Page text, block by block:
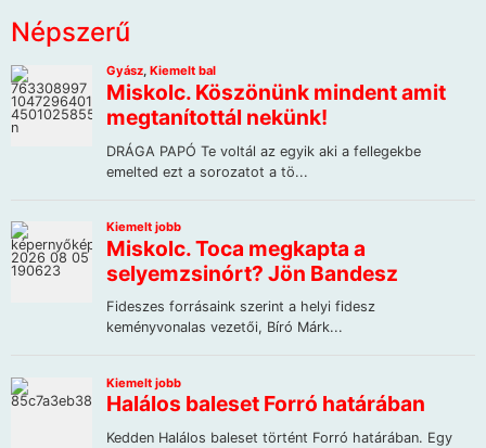
Népszerű